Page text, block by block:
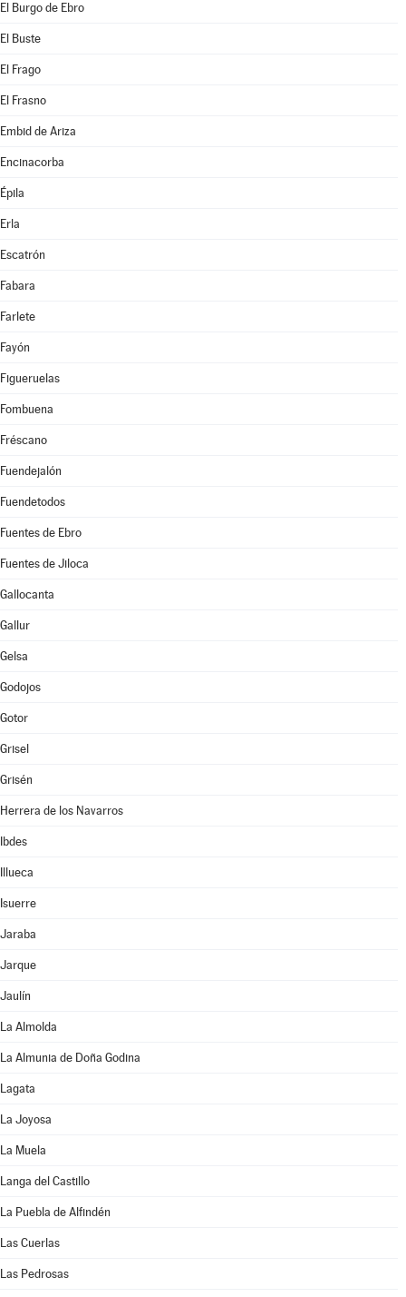
El Burgo de Ebro
El Buste
El Frago
El Frasno
Embid de Ariza
Encinacorba
Épila
Erla
Escatrón
Fabara
Farlete
Fayón
Figueruelas
Fombuena
Fréscano
Fuendejalón
Fuendetodos
Fuentes de Ebro
Fuentes de Jiloca
Gallocanta
Gallur
Gelsa
Godojos
Gotor
Grisel
Grisén
Herrera de los Navarros
Ibdes
Illueca
Isuerre
Jaraba
Jarque
Jaulín
La Almolda
La Almunia de Doña Godina
Lagata
La Joyosa
La Muela
Langa del Castillo
La Puebla de Alfindén
Las Cuerlas
Las Pedrosas